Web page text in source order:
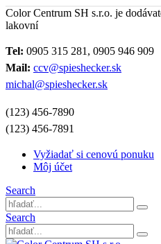
Color Centrum SH s.r.o. je
lakovní
Tel: 0905 315 281, 0905 946 909
Mail: ccv@spieshecker.sk
michal@spieshecker.sk
(123) 456-7890
(123) 456-7891
Vyžiadať si cenovú ponuku
Môj účet
Search
Search